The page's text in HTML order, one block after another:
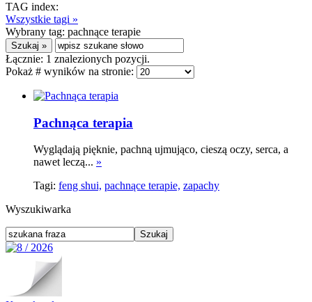
TAG index:
Wszystkie tagi »
Wybrany tag: pachnące terapie
Łącznie: 1 znalezionych pozycji.
Pokaż # wyników na stronie:
Pachnąca terapia
Wyglądają pięknie, pachną ujmująco, cieszą oczy, serca, a
nawet leczą... »
Tagi: feng shui, pachnące terapie, zapachy
Wyszukiwarka